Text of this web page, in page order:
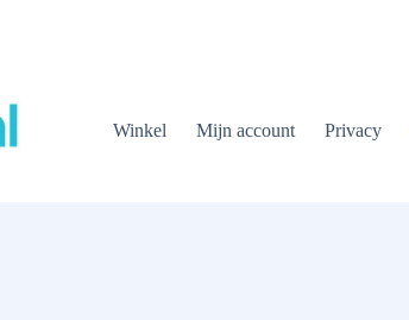
Winkel Mijn account Privacy